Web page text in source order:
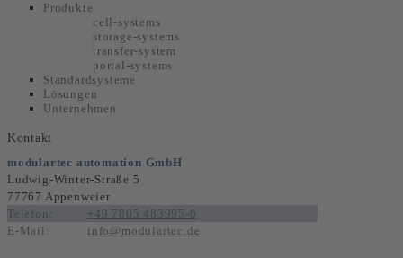
Produkte
cell-systems
storage-systems
transfer-system
portal-systems
Standardsysteme
Lösungen
Unternehmen
Kontakt
modulartec automation GmbH
Ludwig-Winter-Straße 5
77767 Appenweier
Telefon:
+49 7805 483995-0
E-Mail:
info@modulartec.de